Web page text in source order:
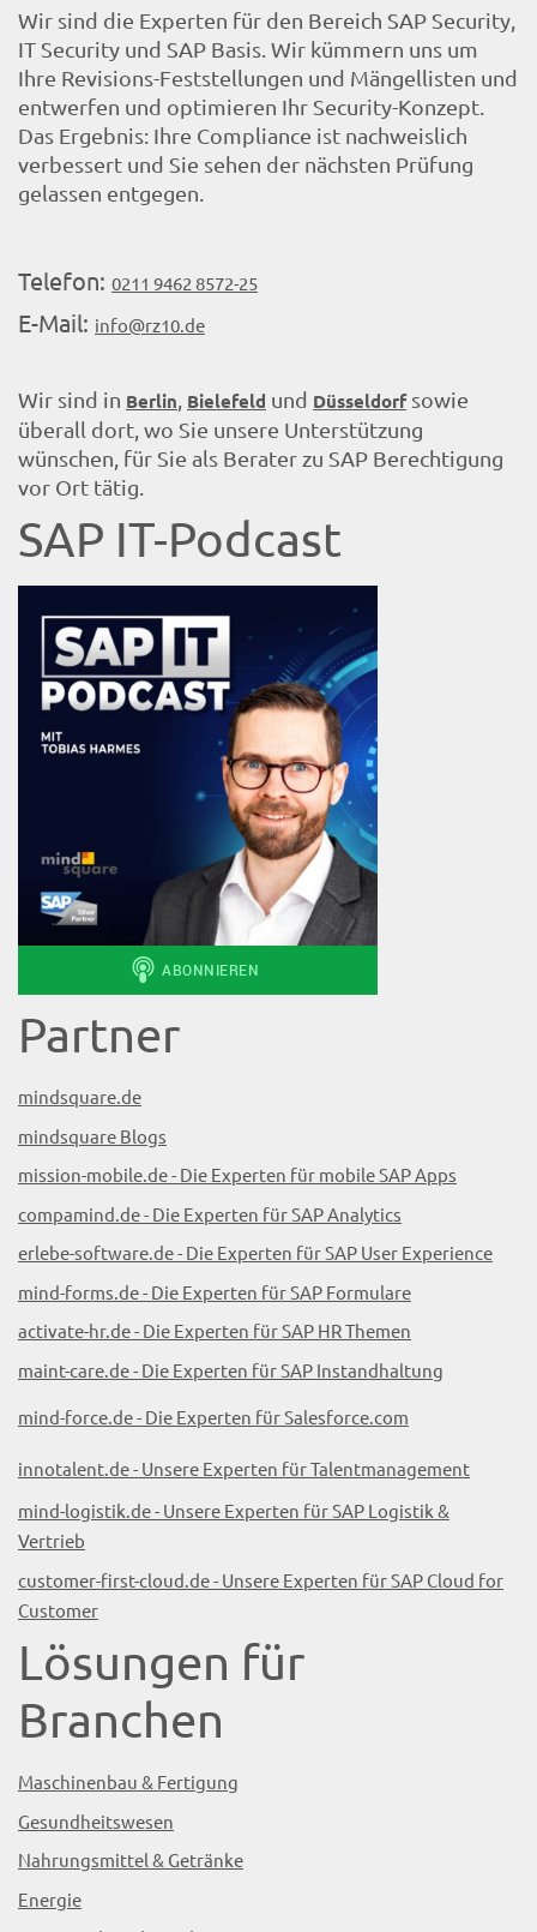
Wir sind die Experten für den Bereich SAP Security,
IT Security und SAP Basis. Wir kümmern uns um
Ihre Revisions-Feststellungen und Mängellisten und
entwerfen und optimieren Ihr Security-Konzept.
Das Ergebnis: Ihre Compliance ist nachweislich
verbessert und Sie sehen der nächsten Prüfung
gelassen entgegen.
Telefon: 0211 9462 8572-25
E-Mail: info@rz10.de
Wir sind in Berlin Bielefeld und Düsseldorfsowie
überall dort, wo Sie unsere Unterstützung
wünschen, für Sie als Berater zu SAP Berechtigung
vor Ort tätig.
SAP IT-Podcast
Partner
mindsquare.de
mindsquare Blogs
mission-mobile.de - Die Experten für mobile SAP Apps
compamind.de - Die Experten für SAP Analytics
erlebe-software.de - Die Experten für SAP User Experience
mind-forms.de - Die Experten für SAP Formulare
activate-hr.de - Die Experten für SAP HR Themen
maint-care.de - Die Experten für SAP Instandhaltung
mind-force.de - Die Experten für Salesforce.com
innotalent.de - Unsere Experten für Talentmanagement
mind-logistik.de - Unsere Experten für SAP Logistik &
Vertrieb
customer-first-cloud.de - Unsere Experten für SAP Cloud for
Customer
Lösungen für
Branchen
Maschinenbau & Fertigung
Gesundheitswesen
Nahrungsmittel & Getränke
Energie